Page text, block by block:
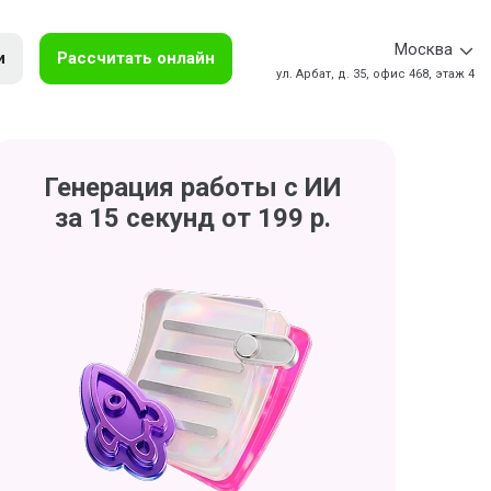
Рассчитать онлайн Москва
ул. Арбат, д. 35, офис 468, этаж 4
Генерация работы с ИИ
за 15 секунд от 199 р.